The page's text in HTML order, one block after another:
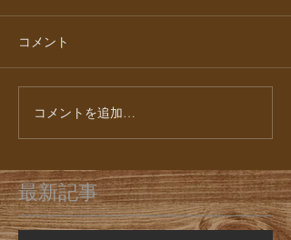
コメント
コメントを追加…
最新記事